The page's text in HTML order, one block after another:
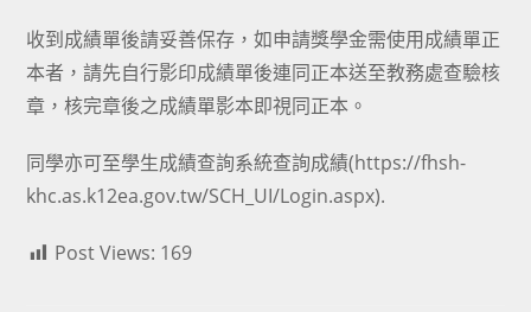
收到成績單後請妥善保存，如申請獎學金需使用成績單正
本者，請先自行影印成績單後連同正本送至教務處查驗核
章，核完章後之成績單影本即視同正本。
同學亦可至學生成績查詢系統查詢成績(https://fhsh-
khc.as.k12ea.gov.tw/SCH_UI/Login.aspx).
Post Views: 169